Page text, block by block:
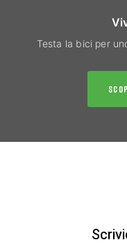
Testa la bici per